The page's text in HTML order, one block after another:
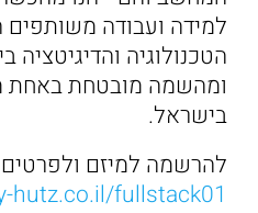
למידה ועבודה משותפים
הטכנולוגיה והדיגיטציה
ומהשמה מובטחת באחת
בישראל.
להרשמה למיזם
fullstack01/